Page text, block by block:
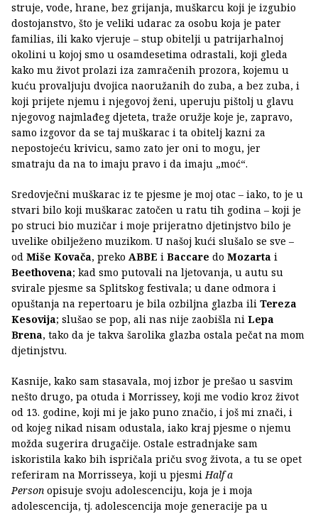
struje, vode, hrane, bez grijanja, muškarcu koji je izgubio
dostojanstvo, što je veliki udarac za osobu koja je pater
familias, ili kako vjeruje – stup obitelji u patrijarhalnoj
okolini u kojoj smo u osamdesetima odrastali, koji gleda
kako mu život prolazi iza zamračenih prozora, kojemu u
kuću provaljuju dvojica naoružanih do zuba, a bez zuba, i
koji prijete njemu i njegovoj ženi, uperuju pištolj u glavu
njegovog najmlađeg djeteta, traže oružje koje je, zapravo,
samo izgovor da se taj muškarac i ta obitelj kazni za
nepostojeću krivicu, samo zato jer oni to mogu, jer
smatraju da na to imaju pravo i da imaju „moć“.
Sredovječni muškarac iz te pjesme je moj otac – iako, to je u
stvari bilo koji muškarac zatočen u ratu tih godina – koji je
po struci bio muzičar i moje prijeratno djetinjstvo bilo je
uvelike obilježeno muzikom. U našoj kući slušalo se sve –
od Miše Kovača, preko ABBE i Baccare do Mozarta i
Beethovena; kad smo putovali na ljetovanja, u autu su
svirale pjesme sa Splitskog festivala; u dane odmora i
opuštanja na repertoaru je bila ozbiljna glazba ili Tereza
Kesovija; slušao se pop, ali nas nije zaobišla ni Lepa
Brena, tako da je takva šarolika glazba ostala pečat na mom
djetinjstvu.
Kasnije, kako sam stasavala, moj izbor je prešao u sasvim
nešto drugo, pa otuda i Morrissey, koji me vodio kroz život
od 13. godine, koji mi je jako puno značio, i još mi znači, i
od kojeg nikad nisam odustala, iako kraj pjesme o njemu
možda sugerira drugačije. Ostale estradnjake sam
iskoristila kako bih ispričala priču svog života, a tu se opet
referiram na Morrisseya, koji u pjesmiHalf a
Person opisuje svoju adolescenciju, koja je i moja
adolescencija, tj. adolescencija moje generacije pa u